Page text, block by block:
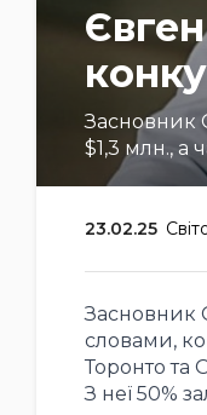
Засновник
$1,3 млн., а
23.02.25
Засновник
словами,
Торонто та
З неї 50%